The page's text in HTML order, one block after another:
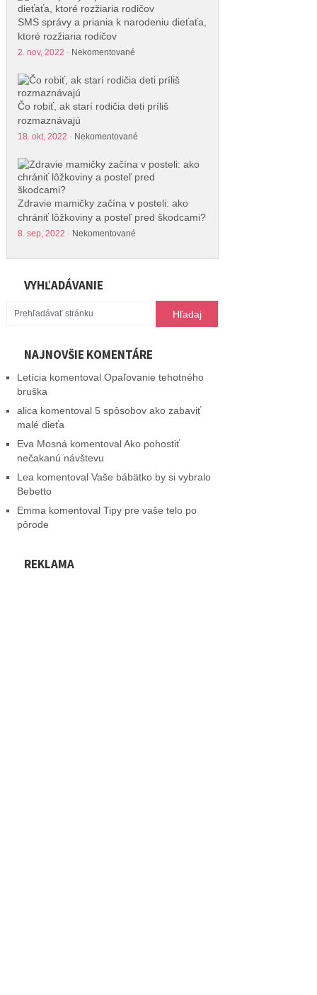
SMS správy a priania k narodeniu dieťaťa,
ktoré rozžiaria rodičov
2. nov, 2022 · Nekomentované
Čo robiť, ak starí rodičia deti príliš
rozmaznávajú
18. okt, 2022 · Nekomentované
Zdravie mamičky začína v posteli: ako
chrániť lôžkoviny a posteľ pred škodcami?
8. sep, 2022 · Nekomentované
VYHĽADÁVANIE
NAJNOVŠIE KOMENTÁRE
Letícia komentoval Opaľovanie tehotného
bruška
alica komentoval 5 spôsobov ako zabaviť
malé dieťa
Eva Mosná komentovalAko pohostiť
nečakanú návštevu
Lea komentoval Vaše bábätko by si vybralo
Bebetto
Emma komentoval Tipy pre vaše telo po
pôrode
REKLAMA